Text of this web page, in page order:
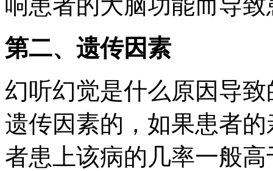
第二、遗传因素
幻听幻觉是什么原因导
遗传因素的，如果患者
者患上该病的几率一般